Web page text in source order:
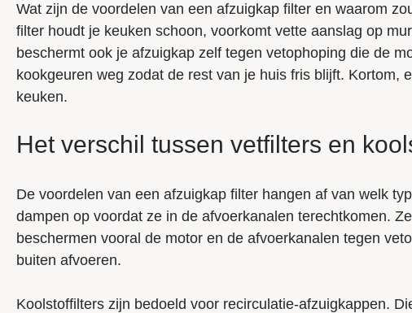
Wat zijn de voordelen van een afzuigkap filter en waarom
filter houdt je keuken schoon, voorkomt vette aanslag op
beschermt ook je afzuigkap zelf tegen vetophoping die de
kookgeuren weg zodat de rest van je huis fris blijft. Kortom,
keuken.
Het verschil tussen vetfilters en
De voordelen van een afzuigkap filter hangen af van welk
dampen op voordat ze in de afvoerkanalen terechtkomen.
beschermen vooral de motor en de afvoerkanalen tegen
buiten afvoeren.
Koolstoffilters zijn bedoeld voor recirculatie-afzuigkappen.